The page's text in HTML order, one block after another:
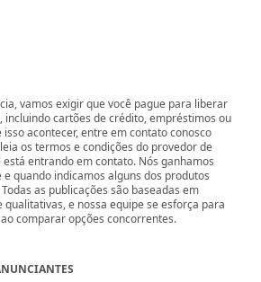
vamos exigir que você pague para liberar
incluindo cartões de crédito, empréstimos ou
acontecer, entre em contato conosco
os termos e condições do provedor de
entrando em contato. Nós ganhamos
quando indicamos alguns dos produtos
as publicações são baseadas em
qualitativas, e nossa equipe se esforça para
comparar opções concorrentes.